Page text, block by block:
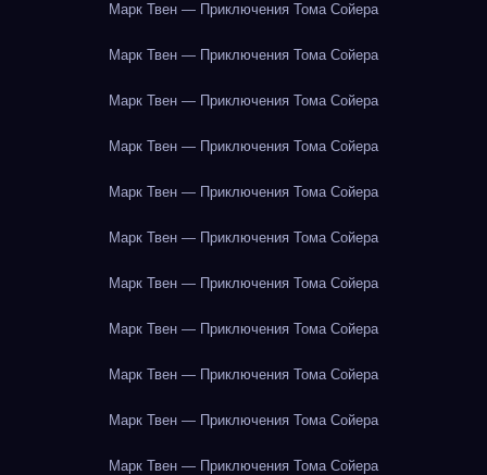
Марк Твен — Приключения Тома Сойера
Марк Твен — Приключения Тома Сойера
Марк Твен — Приключения Тома Сойера
Марк Твен — Приключения Тома Сойера
Марк Твен — Приключения Тома Сойера
Марк Твен — Приключения Тома Сойера
Марк Твен — Приключения Тома Сойера
Марк Твен — Приключения Тома Сойера
Марк Твен — Приключения Тома Сойера
Марк Твен — Приключения Тома Сойера
Марк Твен — Приключения Тома Сойера